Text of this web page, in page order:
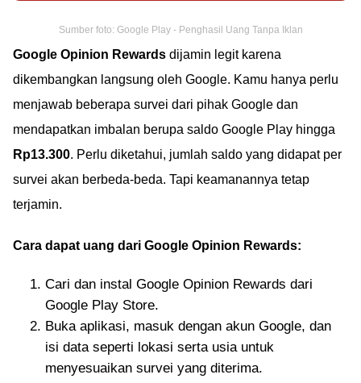
Sumber foto: Google Play - Penghasil Uang Tanpa Iklan
Google Opinion Rewards dijamin legit karena
dikembangkan langsung oleh Google. Kamu hanya perlu
menjawab beberapa survei dari pihak Google dan
mendapatkan imbalan berupa saldo Google Play hingga
Rp13.300. Perlu diketahui, jumlah saldo yang didapat per
survei akan berbeda-beda. Tapi keamanannya tetap
terjamin.
Cara dapat uang dari Google Opinion Rewards:
Cari dan instal Google Opinion Rewards dari
Google Play Store.
Buka aplikasi, masuk dengan akun Google, dan
isi data seperti lokasi serta usia untuk
menyesuaikan survei yang diterima.